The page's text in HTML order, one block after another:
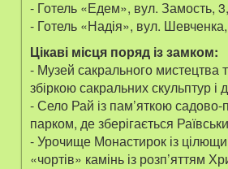
- Готель «Едем», вул. Замость,
- Готель «Надія», вул.
Цікаві місця поряд із замком:
- Музей сакрального мистецтва
збіркою сакральних скульптур і
- Село Рай із пам’яткою
парком, де зберігається
- Урочище Монастирок із
«чортів» камінь із розп’яттям